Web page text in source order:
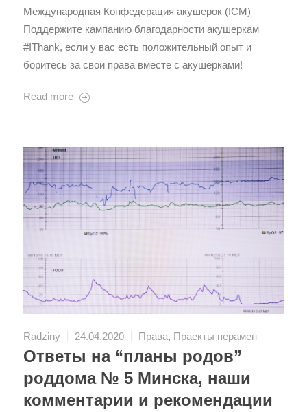
Международная Конфедерация акушерок (ICM)
Поддержите кампанию благодарности акушеркам
#IThank, если у вас есть положительный опыт и
боритесь за свои права вместе с акушерками!
Read more
Radziny 24.04.2020 Права, Праекты перамен
Ответы на “планы родов”
роддома № 5 Минска, наши
комментарии и рекомендации